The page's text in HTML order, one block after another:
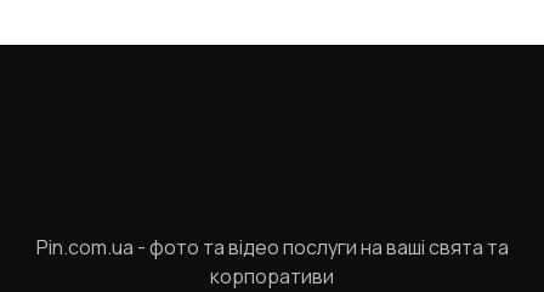
Pin.com.ua - фото та відео послуги на ваші свята та
корпоративи